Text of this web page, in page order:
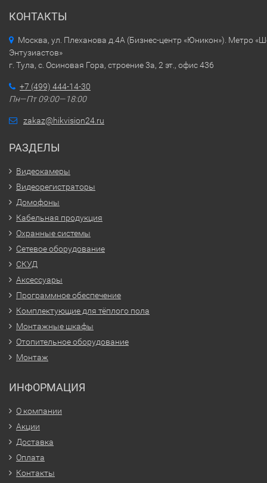
КОНТАКТЫ
Москва, ул. Плеханова д.4А (Бизнес-центр «Юникон»). Метро
Энтузиастов»
г. Тула, с. Осиновая Гора, строение 3а, 2 эт., офис 436
+7 (499) 444-14-30
Пн—Пт 09:00—18:00
zakaz@hikvision24.ru
РАЗДЕЛЫ
Видеокамеры
Видеорегистраторы
Домофоны
Кабельная продукция
Охранные системы
Сетевое оборудование
СКУД
Аксессуары
Программное обеспечение
Комплектующие для тёплого пола
Монтажные шкафы
Отопительное оборудование
Монтаж
ИНФОРМАЦИЯ
О компании
Акции
Доставка
Оплата
Контакты